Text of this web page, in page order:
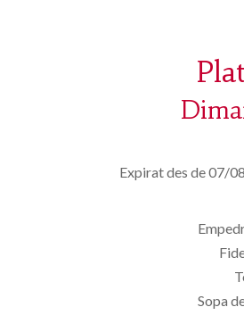
Expirat des de 07/
Sopa